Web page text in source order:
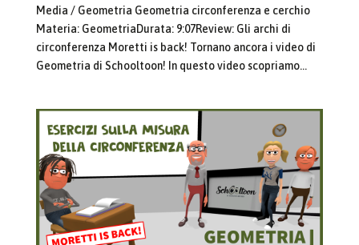
Media / Geometria Geometria circonferenza e cerchio
Materia: GeometriaDurata: 9:07Review: Gli archi di
circonferenza Moretti is back! Tornano ancora i video di
Geometria di Schooltoon! In questo video scopriamo...